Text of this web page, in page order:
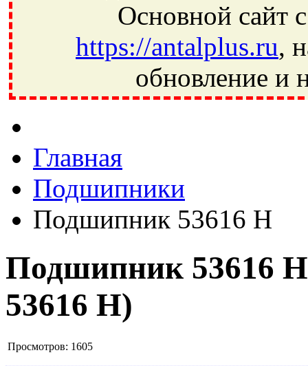
Основной сайт
https://antalplus.ru,
обновление и
Ивантеевка, подшипники, пневматика, метизы, техника,
Главная
Подшипники
Подшипник 53616 Н
Подшипник 53616
53616 Н)
Просмотров: 1605